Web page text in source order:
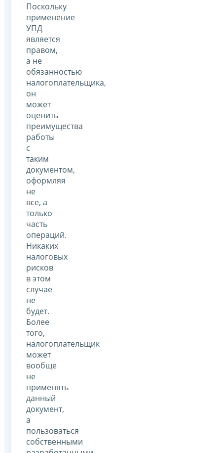
Поскольку
применение
УПД
является
правом,
а не
обязанностью
налогоплательщика,
он
может
оценить
преимущества
работы
с
таким
документом,
оформляя
не
все, а
только
часть
операций.
Никаких
налоговых
рисков
в этом
случае
не
будет.
Более
того,
налогоплательщик
может
вообще
не
применять
данный
документ,
а
пользоваться
собственными